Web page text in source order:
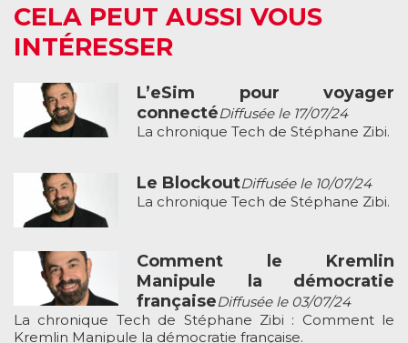
CELA PEUT AUSSI VOUS
INTÉRESSER
L’eSim pour voyager
connectéDiffusée le 17/07/24
La chronique Tech de Stéphane Zibi.
Le BlockoutDiffusée le 10/07/24
La chronique Tech de Stéphane Zibi.
Comment le Kremlin
Manipule la démocratie
françaiseDiffusée le 03/07/24
La chronique Tech de Stéphane Zibi : Comment le
Kremlin Manipule la démocratie française.